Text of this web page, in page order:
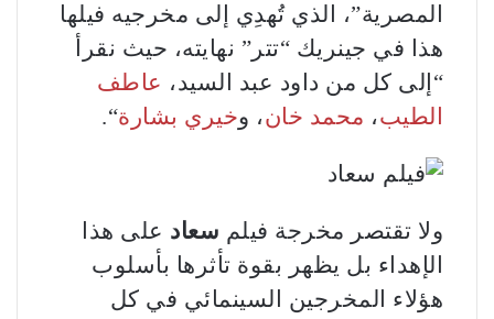
المصرية”، الذي تُهدِي إلى مخرجيه فيلها
هذا في جينريك “تتر” نهايته، حيث نقرأ
“إلى كل من داود عبد السيد، عاطف
الطيب، محمد خان، وخيري بشارة“.
ولا تقتصر مخرجة فيلم سعاد على هذا
الإهداء بل يظهر بقوة تأثرها بأسلوب
هؤلاء المخرجين السينمائي في كل